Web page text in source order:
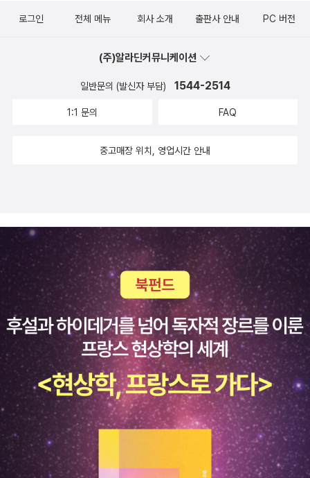
단순히 자유만을 꿈꾼 게 아닌 듯했다.'논으로 지구 인구가 4분의
류는 이제 자멸의 길을 가고 있을 뿐이야.'내 손등에 붉은 반점이
다. 논은 나를 빠르게 죽이고 있었다.(중략)다시 내가 눈을 떴을
때, 세상은 무척 낯설었다. 공기는 수정처럼 맑고 푸른 하늘엔 새
맨발로 잔디를 밟았다. 그리고 전혀 늙지 않은 아름다운 그를 바
아도>는 <항체의 딜레마>와 달리 지구를 희망의 땅으로 다루
고, 로봇과 인간 간의 관계를 서로를 돌보는 관계(우주선에서는
로봇 강아지 '에피'가 '기온'의 베이비시터 역할을 하고, 지구에서
는 '기온'이 잠든 '에피' 깨우고 함께 한다.)로 다뤘다는 점이 흥미
로웠다.[에피메테우스호는 들어라. 정착 행성을 찾았다. 반복한
다. 정착 행성을 찾았다. 이곳은 인간이 살기에 적합한 모든 것을
갖추고 있다. 이곳은 우리가 떠나지 말아야 했던 곳, 지구다. 반복
한다. 여기는 지구, 에피메테우스호는 들어라. 여기는 지구, 푸른
별 지구로 귀환하라.]소향 작가의 <달아래 세 사람>은 신윤복의
그림 <월하정인>속 월식 중인 달을 모티프로 삼아 쓴 시간 여행
이야기인데, 나중에 소설 창작 수업을 하게 된다면(혹은 미술과
와 융합 수업을 한다면) 그림을 모티프로 삼아 이야기를 창작해
러 시간 여행을 떠난 '달의 뒷면에서', 사물과 대화할 수 있는 '여
는 마음을 찡하게 했고, 우리의 현실을 과학적 현실과 결합하여
이해할 수 있어 참 좋았다. 어느 순간부터 나에게 한낙원과학소설
상의 작품들은, 참 기대가 되는 의미로 다가오게 되었다. 같은 소
의성을 가미하여 풀어내는 작품들을 보며, 다음 한낙원과학소설
있었다. 정착 행성을 찾았다. 이곳은 인간이 살기에 적합한 모든
반복한다. 여기는 지구, 에피메테우스호는 들어라, 여기는 지구,
아도」 마지막 대목은 새삼 가까이 있는 것의 소중함을 가장 알기
어렵다는 진리를 깨닫게 해 주며 지구의 소중함에 가슴 뭉클했다.
꼭 ‘백 투더 퓨처’라는 SF적인 소재를 차치하더라도 현재를 소중
름, 비가 오지 않고 땅은 온통 딱딱한 검은 아스팔트인 지구를 말
랑말랑하게 해 줄 여름은 정말 올까? 작품 속 스투키와 미니벨루
가는 해방되었지만 주인공 여름은 사라졌고 다시 돌아온다고 해
도 그녀에게 닥친 상황은 쉽게 해결될 것 같지 않다. 그리고 ‘인
간이 아닌 것은 인간을 위한 도구가 될 수 있는가’라는 질문을 내
게 던졌던 수상작 「항체의 딜레마」. 인간 우월의식에 젖어 다른
것을 소모품 취급하는 인간은 결국 인간도 강자와 약자로 나누어
약자를 소모품으로 여기게 될 것이다. 주인공 A는 안드로이드였
지만 생명 복제와 연결되어 ‘인간다움이 무엇이며 무엇이 생명을
가진 존재인가.’라는 생명 윤리 문제로까지 생각을 확장시킬 수
있는 좋은 주제였던 것 같다. 과학 기술과 윤리, 환경 문제는 청소
년들에게 어려운 주제인데, 이것을 재미있는 이야기로 풀어내면
로그인 전체 메뉴 회사 소개 출판사 안내 PC 버전
(주)알라딘커뮤니케이션
일반문의 (발신자 부담) 1544-2514
1:1 문의 FAQ
중고매장 위치, 영업시간 안내